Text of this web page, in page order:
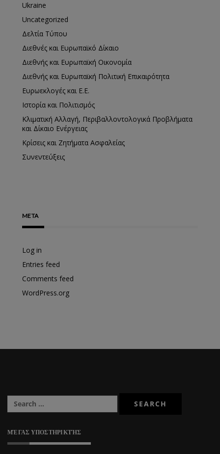
Ukraine
Uncategorized
Δελτία Τύπου
Διεθνές και Ευρωπαϊκό Δίκαιο
Διεθνής και Ευρωπαϊκή Οικονομία
Διεθνής και Ευρωπαϊκή Πολιτική Επικαιρότητα
Ευρωεκλογές και Ε.Ε.
Ιστορία και Πολιτισμός
Κλιματική Αλλαγή, Περιβαλλοντολογικά Προβλήματα
και Δίκαιο Ενέργειας
Κρίσεις και Ζητήματα Ασφαλείας
Συνεντεύξεις
META
Log in
Entries feed
Comments feed
WordPress.org
ΜΈΓΑΣ ΥΠΟΣΤΗΡΙΚΤΉΣ